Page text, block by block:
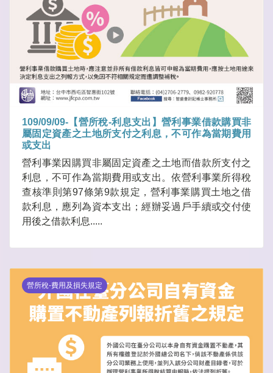
109/09/09-【營所稅-利息支出】營利事業借款購買非
屬固定資產之土地所支付之利息，不可作為當期費用
或支出
營利事業因購買非屬固定資產之土地而借款所支付之
利息，不可作為當期費用或支出。依營利事業所得稅
查核準則第97條第9款規定，營利事業購買土地之借
款利息，應列為資本支出；經辦妥過戶手續或交付使
用後之借款利息.....
營所稅-費用及損失規定